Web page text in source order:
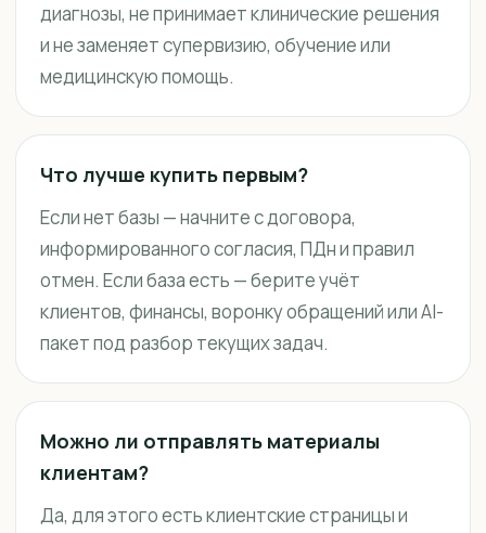
диагнозы, не принимает клинические решения
и не заменяет супервизию, обучение или
медицинскую помощь.
Что лучше купить первым?
Если нет базы — начните с договора,
информированного согласия, ПДн и правил
отмен. Если база есть — берите учёт
клиентов, финансы, воронку обращений или AI-
пакет под разбор текущих задач.
Можно ли отправлять материалы
клиентам?
Да, для этого есть клиентские страницы и